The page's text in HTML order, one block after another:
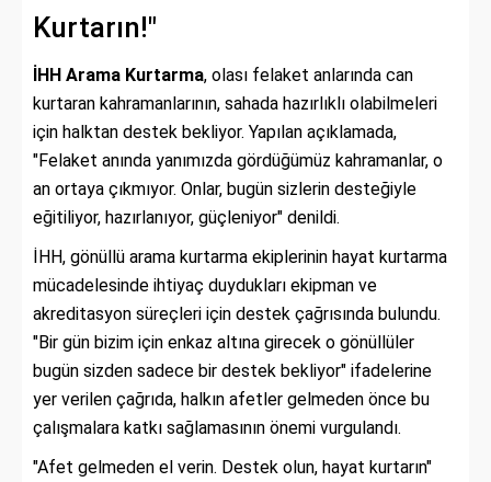
Kurtarın!"
İHH Arama Kurtarma, olası felaket anlarında can
kurtaran kahramanlarının, sahada hazırlıklı olabilmeleri
için halktan destek bekliyor. Yapılan açıklamada,
"Felaket anında yanımızda gördüğümüz kahramanlar, o
an ortaya çıkmıyor. Onlar, bugün sizlerin desteğiyle
eğitiliyor, hazırlanıyor, güçleniyor" denildi.
İHH, gönüllü arama kurtarma ekiplerinin hayat kurtarma
mücadelesinde ihtiyaç duydukları ekipman ve
akreditasyon süreçleri için destek çağrısında bulundu.
"Bir gün bizim için enkaz altına girecek o gönüllüler
bugün sizden sadece bir destek bekliyor" ifadelerine
yer verilen çağrıda, halkın afetler gelmeden önce bu
çalışmalara katkı sağlamasının önemi vurgulandı.
"Afet gelmeden el verin. Destek olun, hayat kurtarın"